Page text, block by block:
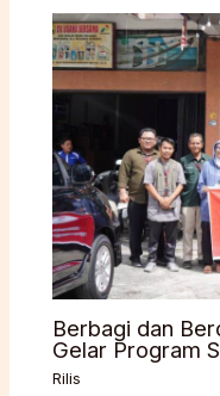
Berbagi dan
Gelar Program
Rilis